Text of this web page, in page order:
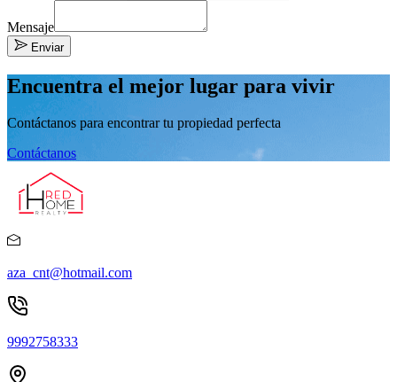
Mensaje
Enviar
Encuentra el mejor lugar para vivir
Contáctanos para encontrar tu propiedad perfecta
Contáctanos
aza_cnt@hotmail.com
9992758333